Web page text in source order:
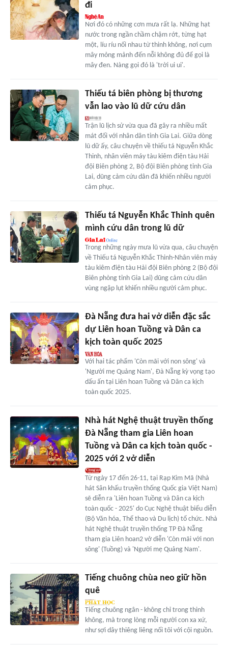
đi
Nơi đó có những cơn mưa rất lạ. Những hạt
nước trong ngần chầm chậm rớt, từng hạt
một, líu ríu nối nhau từ thinh không, nơi cụm
mây mỏng mảnh đến nỗi không đủ để gọi là
mây đen. Nàng gọi đó là 'trời ui ui'.
Thiếu tá biên phòng bị thương
vẫn lao vào lũ dữ cứu dân
Trận lũ lịch sử vừa qua đã gây ra nhiều mất
mát đối với nhân dân tỉnh Gia Lai. Giữa dòng
lũ dữ ấy, câu chuyện về thiếu tá Nguyễn Khắc
Thinh, nhân viên máy tàu kiêm điện tàu Hải
đội Biên phòng 2, Bộ đội Biên phòng tỉnh Gia
Lai, dũng cảm cứu dân đã khiến nhiều người
cảm phục.
Thiếu tá Nguyễn Khắc Thinh quên
mình cứu dân trong lũ dữ
Trong những ngày mưa lũ vừa qua, câu chuyện
về Thiếu tá Nguyễn Khắc Thinh-Nhân viên máy
tàu kiêm điện tàu Hải đội Biên phòng 2 (Bộ đội
Biên phòng tỉnh Gia Lai) dũng cảm cứu dân
vùng ngập lụt khiến nhiều người cảm phục.
Đà Nẵng đưa hai vở diễn đặc sắc
dự Liên hoan Tuồng và Dân ca
kịch toàn quốc 2025
Với hai tác phẩm 'Còn mãi với non sông' và
'Người mẹ Quảng Nam', Đà Nẵng kỳ vọng tạo
dấu ấn tại Liên hoan Tuồng và Dân ca kịch
toàn quốc 2025.
Nhà hát Nghệ thuật truyền thống
Đà Nẵng tham gia Liên hoan
Tuồng và Dân ca kịch toàn quốc -
2025 với 2 vở diễn
Từ ngày 17 đến 26-11, tại Rạp Kim Mã (Nhà
hát Sân khấu truyền thống Quốc gia Việt Nam)
sẽ diễn ra 'Liên hoan Tuồng và Dân ca kịch
toàn quốc - 2025' do Cục Nghệ thuật biểu diễn
(Bộ Văn hóa, Thể thao và Du lịch) tổ chức. Nhà
hát Nghệ thuật truyền thống TP Đà Nẵng
tham gia Liên hoan2 vở diễn 'Còn mãi với non
sông' (Tuồng) và 'Người mẹ Quảng Nam'.
Tiếng chuông chùa neo giữ hồn
quê
Tiếng chuông ngân - không chỉ trong thinh
không, mà trong lòng mỗi người con xa xứ,
như sợi dây thiêng liêng nối tôi với cội nguồn.